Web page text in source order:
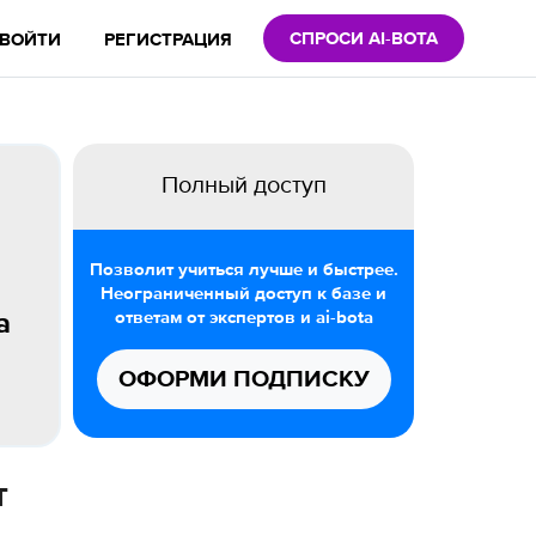
ВОЙТИ РЕГИСТРАЦИЯ СПРОСИ AI-BOTA
Полный доступ
Позволит учиться лучше и быстрее.
Неограниченный доступ к базе и
ответам от экспертов и ai-bota
ОФОРМИ ПОДПИСКУ